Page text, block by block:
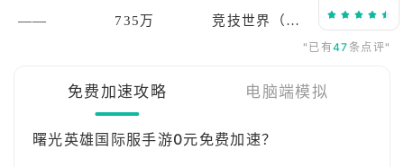
—— 735万 竞技世界（北京）网络技术有限公司
"已有47 条点评"
免费加速攻略 电脑端模拟
曙光英雄国际服手游0元免费加速？